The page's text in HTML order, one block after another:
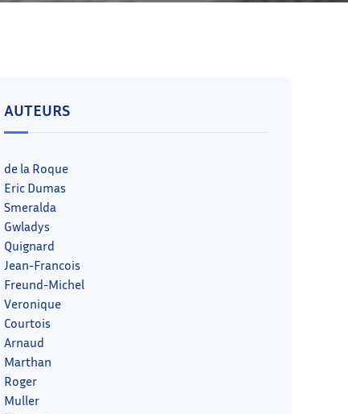
AUTEURS
de la Roque
Eric Dumas
Smeralda
Gwladys
Quignard
Jean-Francois
Freund-Michel
Veronique
Courtois
Arnaud
Marthan
Roger
Muller